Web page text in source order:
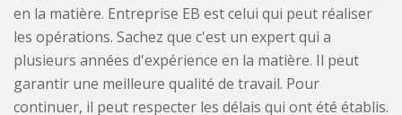
en la matière. Entreprise EB est celui qui peut réaliser
les opérations. Sachez que c'est un expert qui a
plusieurs années d'expérience en la matière. Il peut
garantir une meilleure qualité de travail. Pour
continuer, il peut respecter les délais qui ont été établis.